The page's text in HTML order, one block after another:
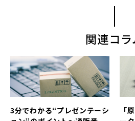
関連コラ
3分でわかる“プレゼンテーシ
「